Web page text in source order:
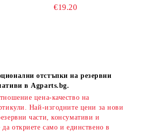
€19.20
отстъпки на резервни
в Agparts.bg.
цена-качество на
Най-изгодните цени за нови
части, консумативи и
откриете само и единствено в